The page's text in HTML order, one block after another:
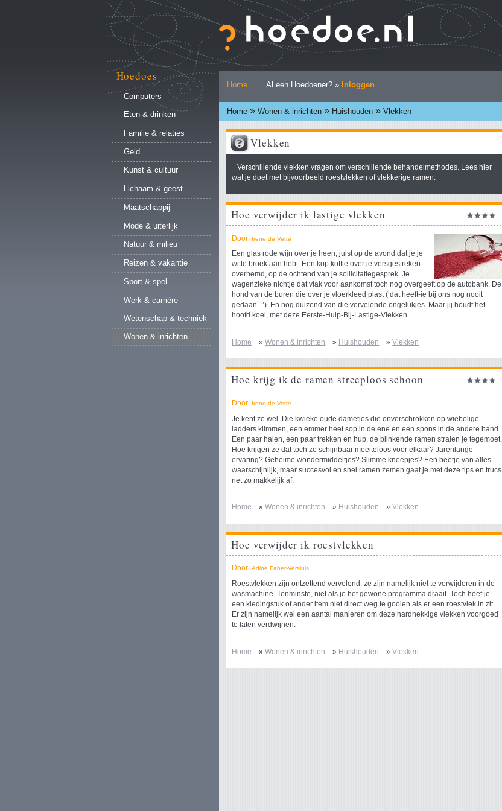
naar
inhoud.
Ga
naar
navigatie
Persoonlijke
hulpmiddelen
Home Al een Hoedoener? » Inloggen
Home » Wonen & inrichten » Huishouden » Vlekken
Hoedoes
Computers
Eten & drinken
Familie & relaties
Geld
Kunst & cultuur
Lichaam & geest
Maatschappij
Mode & uiterlijk
Natuur & milieu
Reizen & vakantie
Sport & spel
Werk & carrière
Wetenschap & techniek
Wonen & inrichten
Vlekken
Verschillende vlekken vragen om verschillende behandelmethodes. Lees hier
wat je doet met bijvoorbeeld roestvlekken of vlekkerige ramen.
Hoe verwijder ik lastige vlekken
Door: Irene de Vette
Een glas rode wijn over je heen, juist op de avond dat je je
witte broek aan hebt. Een kop koffie over je versgestreken
overhemd, op de ochtend van je sollicitatiegesprek. Je
wagenzieke nichtje dat vlak voor aankomst toch nog overgeeft op de autobank. De
hond van de buren die over je vloerkleed plast (‘dat heeft-ie bij ons nog nooit
gedaan...’). En nog duizend van die vervelende ongelukjes. Maar jij houdt het
hoofd koel, met deze Eerste-Hulp-Bij-Lastige-Vlekken.
Home »Wonen & inrichten » Huishouden »Vlekken
Hoe krijg ik de ramen streeploos schoon
Door: Irene de Vette
Je kent ze wel. Die kwieke oude dametjes die onverschrokken op wiebelige
ladders klimmen, een emmer heet sop in de ene en een spons in de andere hand.
Een paar halen, een paar trekken en hup, de blinkende ramen stralen je tegemoet.
Hoe krijgen ze dat toch zo schijnbaar moeiteloos voor elkaar? Jarenlange
ervaring? Geheime wondermiddeltjes? Slimme kneepjes? Een beetje van alles
waarschijnlijk, maar succesvol en snel ramen zemen gaat je met deze tips en trucs
net zo makkelijk af.
Home »Wonen & inrichten » Huishouden »Vlekken
Hoe verwijder ik roestvlekken
Door:Adine Faber-Versluis
Roestvlekken zijn ontzettend vervelend: ze zijn namelijk niet te verwijderen in de
wasmachine. Tenminste, niet als je het gewone programma draait. Toch hoef je
een kledingstuk of ander item niet direct weg te gooien als er een roestvlek in zit.
Er zijn namelijk wel een aantal manieren om deze hardnekkige vlekken voorgoed
te laten verdwijnen.
Home »Wonen & inrichten » Huishouden »Vlekken